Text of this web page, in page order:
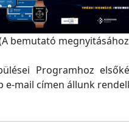
bemutató
Programhoz
e-mail címen állunk